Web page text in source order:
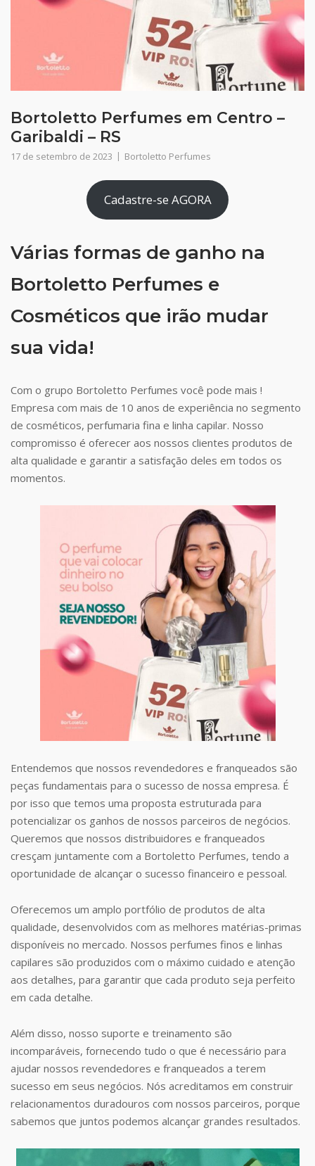
Bortoletto Perfumes em Centro –
Garibaldi – RS
17 de setembro de 2023 Bortoletto Perfumes
Cadastre-se AGORA
Várias formas de ganho na
Bortoletto Perfumes e
Cosméticos que irão mudar
sua vida!
Com o grupo Bortoletto Perfumes você pode mais !
Empresa com mais de 10 anos de experiência no segmento
de cosméticos, perfumaria fina e linha capilar. Nosso
compromisso é oferecer aos nossos clientes produtos de
alta qualidade e garantir a satisfação deles em todos os
momentos.
Entendemos que nossos revendedores e franqueados são
peças fundamentais para o sucesso de nossa empresa. É
por isso que temos uma proposta estruturada para
potencializar os ganhos de nossos parceiros de negócios.
Queremos que nossos distribuidores e franqueados
cresçam juntamente com a Bortoletto Perfumes, tendo a
oportunidade de alcançar o sucesso financeiro e pessoal.
Oferecemos um amplo portfólio de produtos de alta
qualidade, desenvolvidos com as melhores matérias-primas
disponíveis no mercado. Nossos perfumes finos e linhas
capilares são produzidos com o máximo cuidado e atenção
aos detalhes, para garantir que cada produto seja perfeito
em cada detalhe.
Além disso, nosso suporte e treinamento são
incomparáveis, fornecendo tudo o que é necessário para
ajudar nossos revendedores e franqueados a terem
sucesso em seus negócios. Nós acreditamos em construir
relacionamentos duradouros com nossos parceiros, porque
sabemos que juntos podemos alcançar grandes resultados.